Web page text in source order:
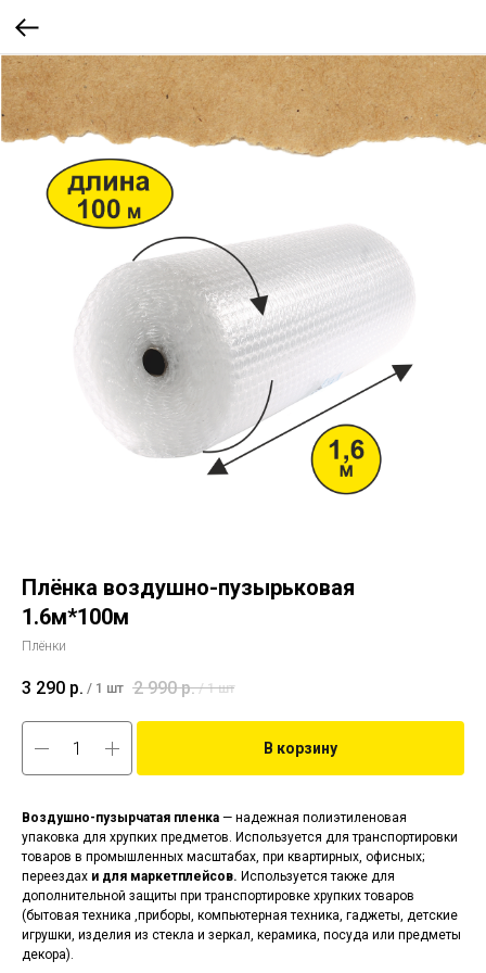
Плёнка воздушно-пузырьковая
1.6м*100м
Плёнки
3 290 р. / 1 шт 2 990 р. / 1 шт
В корзину
Воздушно-пузырчатая пленка — надежная полиэтиленовая
упаковка для хрупких предметов. Используется для транспортировки
товаров в промышленных масштабах, при квартирных, офисных;
переездах и для маркетплейсов. Используется также для
дополнительной защиты при транспортировке хрупких товаров
(бытовая техника ,приборы, компьютерная техника, гаджеты, детские
игрушки, изделия из стекла и зеркал, керамика, посуда или предметы
декора).